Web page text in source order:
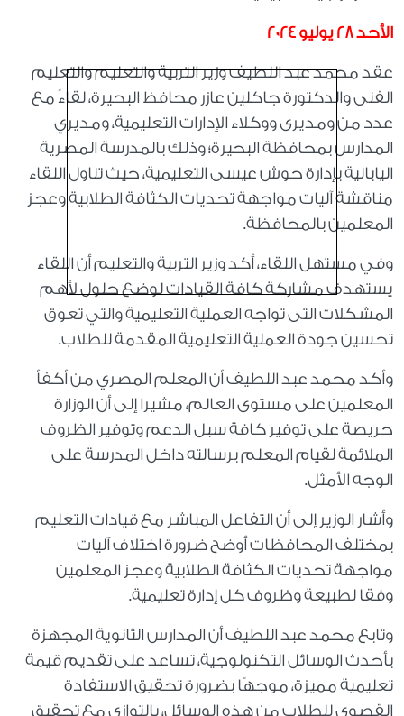
الأحد 28 يوليو 2024
عقد محمد عبد اللطيف وزير التربية والتعليم والتعليم
الفنى والدكتورة جاكلين عازر محافظ البحيرة، لقاءً مع
عدد من ومديرى ووكلاء الإدارات التعليمية، ومديري
المدارس بمحافظة البحيرة؛ وذلك بالمدرسة المصرية
اليابانية بإدارة حوش عيسى التعليمية، حيث تناول اللقاء
مناقشة آليات مواجهة تحديات الكثافة الطلابية وعجز
المعلمين بالمحافظة.
وفي مستهل اللقاء، أكد وزير التربية والتعليم أن اللقاء
يستهدف مشاركة كافة القيادات لوضع حلول لأهم
المشكلات التى تواجه العملية التعليمية والتي تعوق
تحسين جودة العملية التعليمية المقدمة للطلاب.
وأكد محمد عبد اللطيف أن المعلم المصري من أكفأ
المعلمين على مستوى العالم، مشيرا إلى أن الوزارة
حريصة على توفير كافة سبل الدعم وتوفير الظروف
الملائمة لقيام المعلم برسالته داخل المدرسة على
الوجه الأمثل.
وأشار الوزير إلى أن التفاعل المباشر مع قيادات التعليم
بمختلف المحافظات أوضح ضرورة اختلاف آليات
مواجهة تحديات الكثافة الطلابية وعجز المعلمين
وفقا لطبيعة وظروف كل إدارة تعليمية.
وتابع محمد عبد اللطيف أن المدارس الثانوية المجهزة
بأحدث الوسائل التكنولوجية، تساعد على تقديم قيمة
تعليمية مميزة، موجهًا بضرورة تحقيق الاستفادة
القصوى للطلاب من هذه الوسائل، بالتوازي مع تحقيق